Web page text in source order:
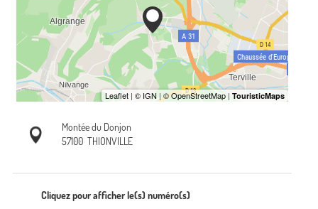
Montée du Donjon
57100 THIONVILLE
Cliquez pour afficher le(s) numéro(s)